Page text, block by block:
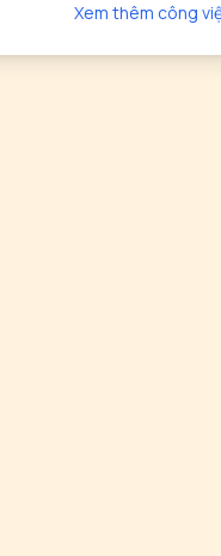
Xem thêm công